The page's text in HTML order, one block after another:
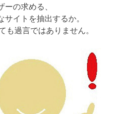
の求める、
イトを抽出するか。
も過言ではありません。